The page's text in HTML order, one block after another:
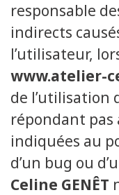
responsable
indirects
l’utilisateur,
www.atelier-
de l’utilisation
répondant pas
indiquées au
d’un bug ou
Celine GENÊT